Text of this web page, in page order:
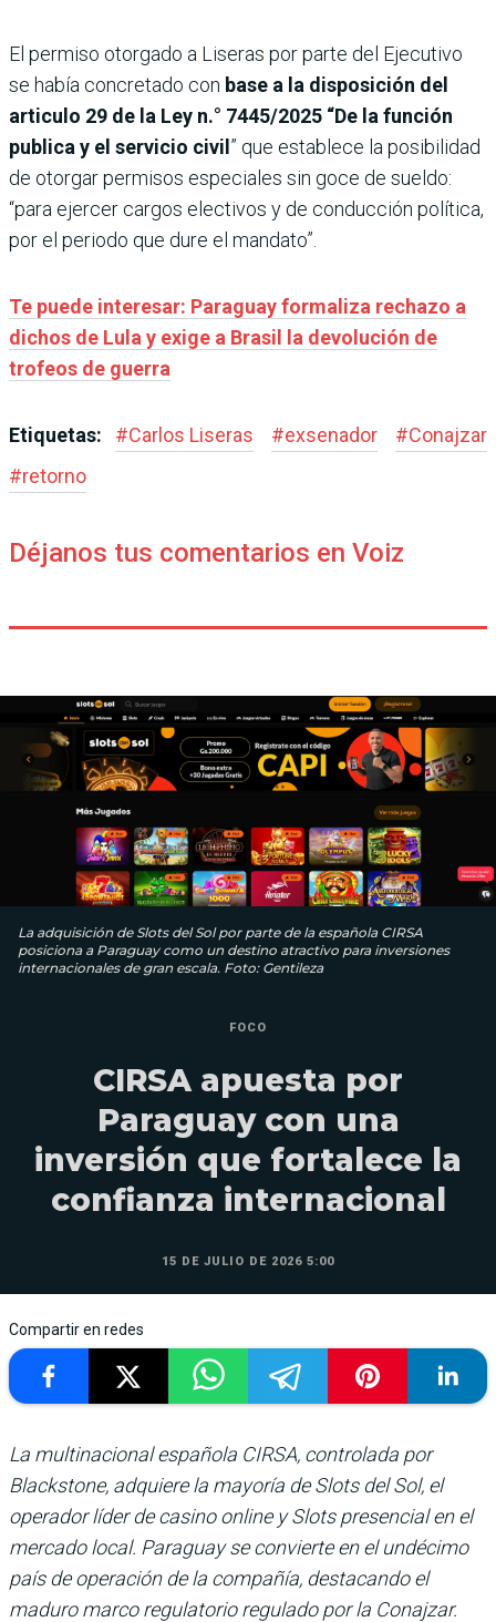
El permiso otorgado a Liseras por parte del Ejecutivo
se había concretado con base a la disposición del
articulo 29 de la Ley n.° 7445/2025 “De la función
publica y el servicio civil” que establece la posibilidad
de otorgar permisos especiales sin goce de sueldo:
“para ejercer cargos electivos y de conducción política,
por el periodo que dure el mandato”.
Te puede interesar: Paraguay formaliza rechazo a
dichos de Lula y exige a Brasil la devolución de
trofeos de guerra
Etiquetas: #Carlos Liseras #exsenador #Conajzar
#retorno
Déjanos tus comentarios en Voiz
La adquisición de Slots del Sol por parte de la española CIRSA
posiciona a Paraguay como un destino atractivo para inversiones
internacionales de gran escala. Foto: Gentileza
FOCO
CIRSA apuesta por
Paraguay con una
inversión que fortalece la
confianza internacional
15 DE JULIO DE 2026 5:00
Compartir en redes
La multinacional española CIRSA, controlada por
Blackstone, adquiere la mayoría de Slots del Sol, el
operador líder de casino online y Slots presencial en el
mercado local. Paraguay se convierte en el undécimo
país de operación de la compañía, destacando el
maduro marco regulatorio regulado por la Conajzar.